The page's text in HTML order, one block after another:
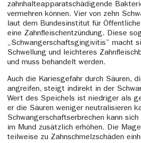
zahnhalteapparatschädigende
vermehren können. Vier von zehn
laut dem Bundesinstitut für
eine Zahnfleischentzündung. Diese
„Schwangerschaftsgingivitis” macht
Schwellung und leichteres
und muss behandelt werden.
Auch die Kariesgefahr durch Säuren,
angreifen, steigt indirekt in der
Wert des Speichels ist niedriger als
er die Säuren weniger neutralisieren
Schwangerschaftserbrechen kann
im Mund zusätzlich erhöhen. Die
teilweise zu Zahnschmelzschäden